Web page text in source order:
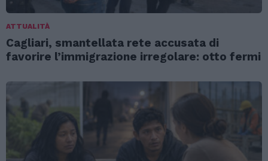
ATTUALITÀ
Cagliari, smantellata rete accusata di
favorire l’immigrazione irregolare: otto fermi